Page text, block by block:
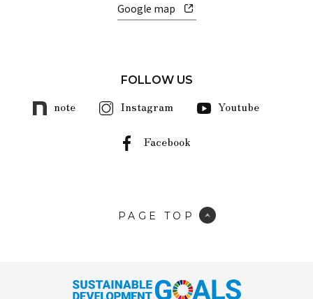
Google map
FOLLOW US
note Instagram Youtube
Facebook
PAGE TOP